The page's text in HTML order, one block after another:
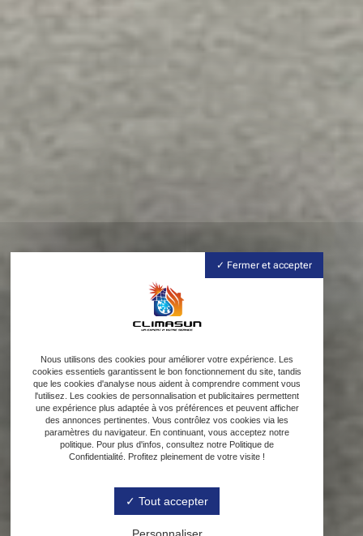
Fermer et accepter
Nous utilisons des cookies pour améliorer votre expérience. Les
cookies essentiels garantissent le bon fonctionnement du site, tandis
que les cookies d'analyse nous aident à comprendre comment vous
l'utilisez. Les cookies de personnalisation et publicitaires permettent
une expérience plus adaptée à vos préférences et peuvent afficher
des annonces pertinentes. Vous contrôlez vos cookies via les
paramètres du navigateur. En continuant, vous acceptez notre
politique. Pour plus d'infos, consultez notre Politique de
Confidentialité. Profitez pleinement de votre visite !
Tout accepter